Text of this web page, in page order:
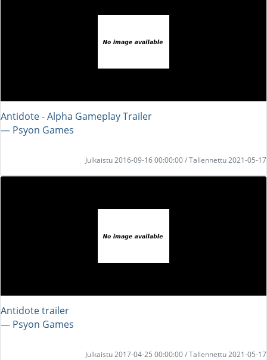
Antidote - Alpha Gameplay Trailer
― Psyon Games
Julkaistu 2016-09-16 00:00:00 / Tallennettu 2021-05-17
Antidote trailer
― Psyon Games
Julkaistu 2017-04-25 00:00:00 / Tallennettu 2021-05-17